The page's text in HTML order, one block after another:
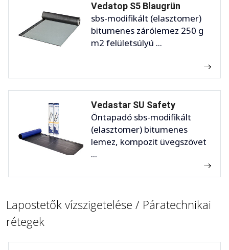
Vedatop S5 Blaugrün
sbs-modifikált (elasztomer)
bitumenes zárólemez 250 g
m2 felületsúlyú ...
Vedastar SU Safety
Öntapadó sbs-modifikált
(elasztomer) bitumenes
lemez, kompozit üvegszövet
...
Lapostetők vízszigetelése / Páratechnikai
rétegek